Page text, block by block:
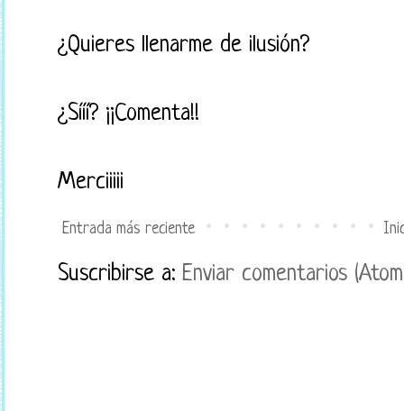
¿Quieres llenarme de ilusión?
¿Sííí? ¡¡Comenta!!
Merciiiii
Entrada más reciente
Suscribirse a: Enviar comentarios